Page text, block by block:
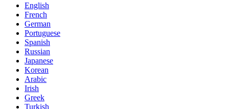
English
French
German
Portuguese
Spanish
Russian
Japanese
Korean
Arabic
Irish
Greek
Turkish